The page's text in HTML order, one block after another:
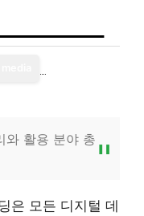
와 활용 분야 총
은 모든 디지털 데